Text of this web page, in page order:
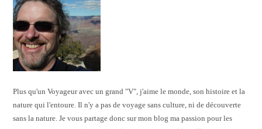
Plus qu'un Voyageur avec un grand "V", j'aime le monde, son histoire et la
nature qui l'entoure. Il n'y a pas de voyage sans culture, ni de découverte
sans la nature. Je vous partage donc sur mon blog ma passion pour les